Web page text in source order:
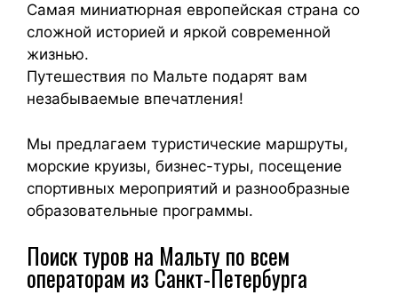
Самая миниатюрная европейская страна со
сложной историей и яркой современной
жизнью.
Путешествия по Мальте подарят вам
незабываемые впечатления!
Мы предлагаем туристические маршруты,
морские круизы, бизнес-туры, посещение
спортивных мероприятий и разнообразные
образовательные программы.
Поиск туров на Мальту по всем
операторам из Санкт-Петербурга